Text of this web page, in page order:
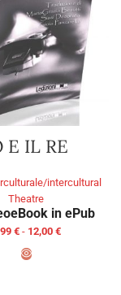
E IL RE
intercultural
Theatre
eBook in ePub
€ - 12,00 €